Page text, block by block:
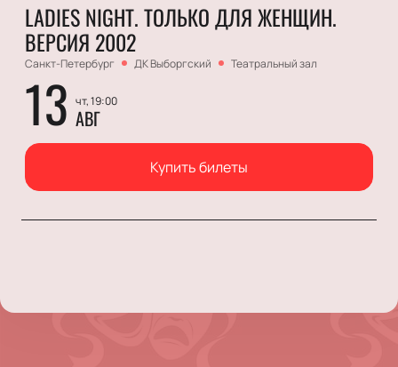
LADIES NIGHT. ТОЛЬКО ДЛЯ ЖЕНЩИН.
ВЕРСИЯ 2002
Санкт-Петербург ДК Выборгский Театральный зал
13 чт, 19:00
АВГ
Купить билеты